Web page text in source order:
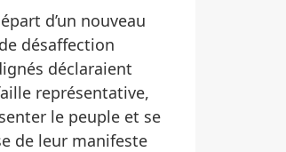
d’un nouveau
désaffection
déclaraient
représentative,
le peuple et se
de leur manifeste